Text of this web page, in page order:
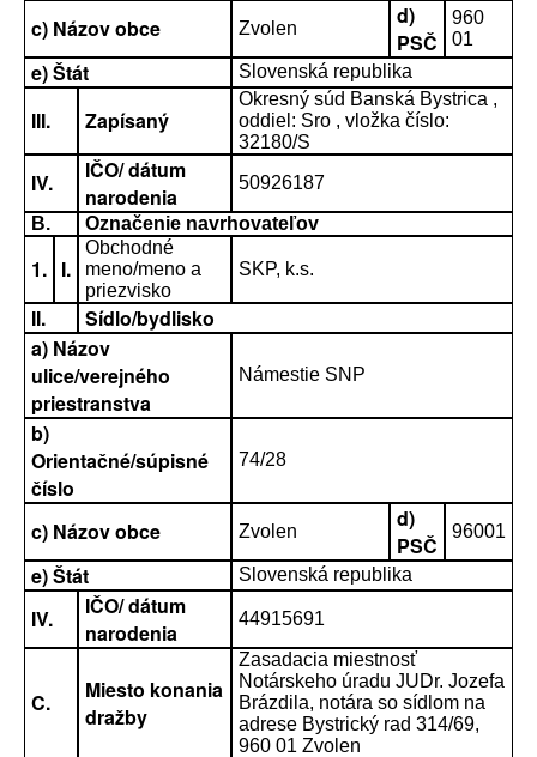
c) Názov obce Zvolen
d)
PSČ
960
01
e) Štát Slovenská republika
III. Zapísaný
Okresný súd Banská Bystrica ,
oddiel: Sro , vložka číslo:
32180/S
IV.
IČO/ dátum
narodenia
50926187
B.
Označenie navrhovateľov
1. I.
Obchodné
meno/meno a
priezvisko
SKP, k.s.
II.
Sídlo/bydlisko
a) Názov
ulice/verejného
priestranstva
Námestie SNP
b)
Orientačné/súpisné
číslo
74/28
c) Názov obce Zvolen
d)
PSČ
96001
e) Štát Slovenská republika
IV.
IČO/ dátum
narodenia
44915691
C.
Miesto konania
dražby
Zasadacia miestnosť
Notárskeho úradu JUDr. Jozefa
Brázdila, notára so sídlom na
adrese Bystrický rad 314/69,
960 01 Zvolen